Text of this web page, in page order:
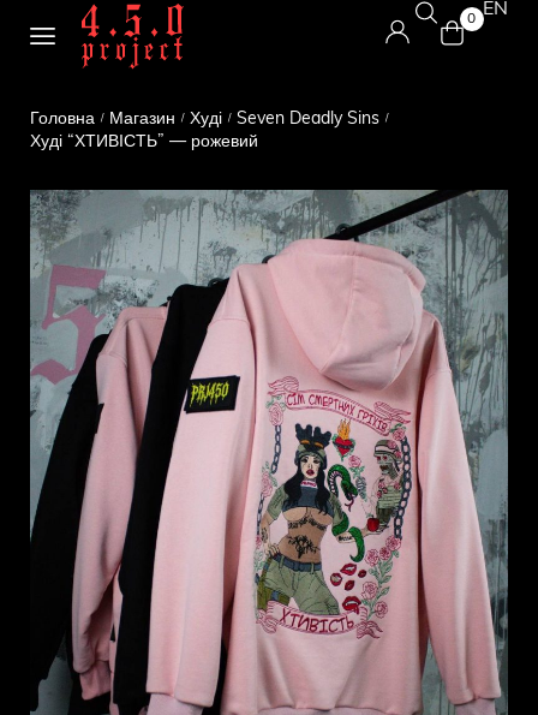
0 EN
Головна / Магазин / Худі / Seven Deadly Sins /
Худі “ХТИВІСТЬ” — рожевий